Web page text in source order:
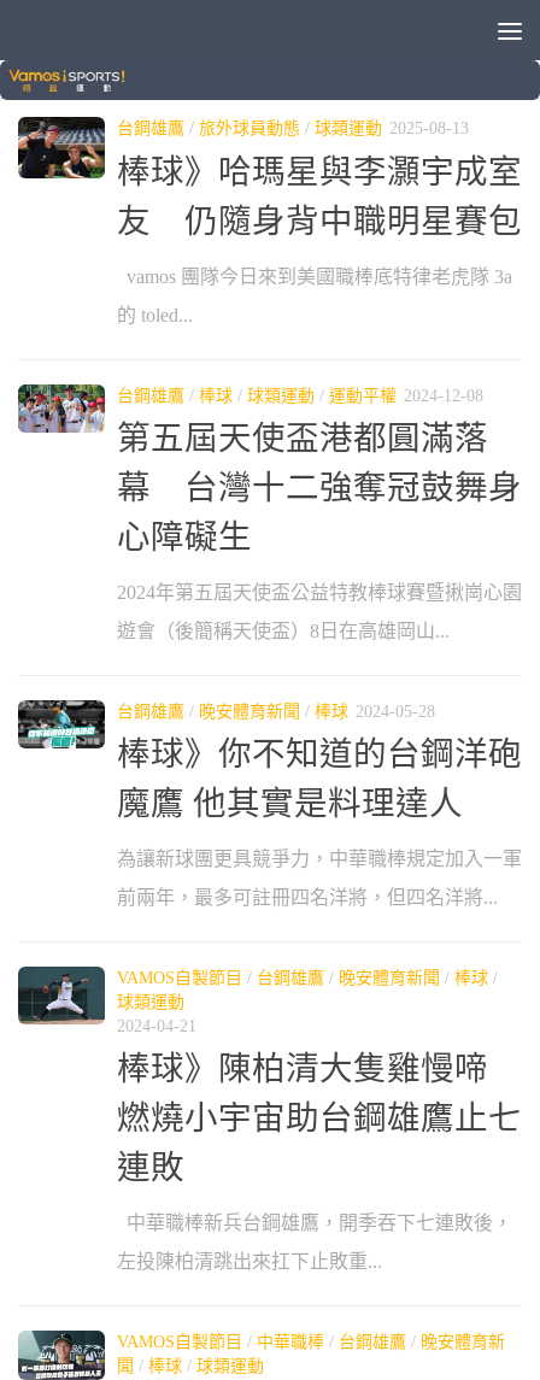
分類：台鋼雄鷹
台鋼雄鷹 / 旅外球員動態 / 球類運動 2025-08-13
棒球》哈瑪星與李灝宇成室
友 仍隨身背中職明星賽包
vamos 團隊今日來到美國職棒底特律老虎隊 3a
的 toled...
台鋼雄鷹 / 棒球 / 球類運動 / 運動平權 2024-12-08
第五屆天使盃港都圓滿落
幕 台灣十二強奪冠鼓舞身
心障礙生
2024年第五屆天使盃公益特教棒球賽暨揪崗心園
遊會（後簡稱天使盃）8日在高雄岡山...
台鋼雄鷹 / 晚安體育新聞 / 棒球 2024-05-28
棒球》你不知道的台鋼洋砲
魔鷹 他其實是料理達人
為讓新球團更具競爭力，中華職棒規定加入一軍
前兩年，最多可註冊四名洋將，但四名洋將...
VAMOS自製節目 / 台鋼雄鷹 / 晚安體育新聞 / 棒球 /
球類運動
2024-04-21
棒球》陳柏清大隻雞慢啼
燃燒小宇宙助台鋼雄鷹止七
連敗
中華職棒新兵台鋼雄鷹，開季吞下七連敗後，
左投陳柏清跳出來扛下止敗重...
VAMOS自製節目 / 中華職棒 / 台鋼雄鷹 / 晚安體育新
聞 / 棒球 / 球類運動